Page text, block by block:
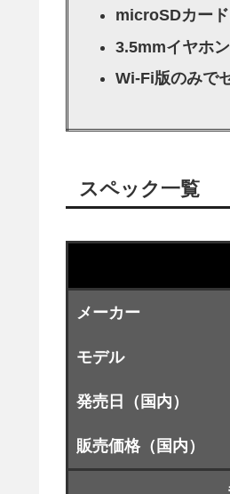
microSDカード
3.5mmイヤホ
Wi-Fi版のみで
スペック一覧
メーカー
モデル
発売日（国内）
販売価格（国内）